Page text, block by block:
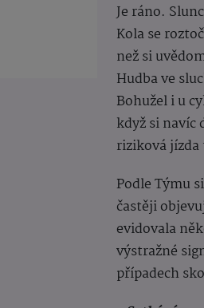
Je ráno.
Kola se
než si
Hudba ve
Bohužel i u
když si navíc
riziková jízda
Podle Týmu
častěji
evidovala
výstražné
případech